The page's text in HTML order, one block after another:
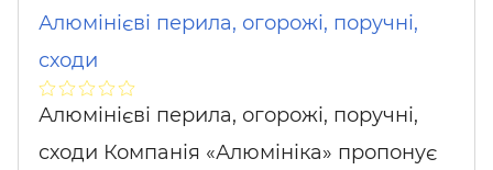
Алюмінієві перила, огорожі, поручні,
сходи
Алюмінієві перила, огорожі, поручні,
сходи Компанія «Алюмініка» пропонує